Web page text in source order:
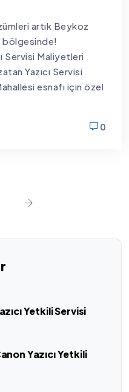
artık Beykoz
bölgesinde!
Servisi Maliyetleri
Yazıcı Servisi
esnafı için özel
0
Yetkili Servisi
Yazıcı Yetkili